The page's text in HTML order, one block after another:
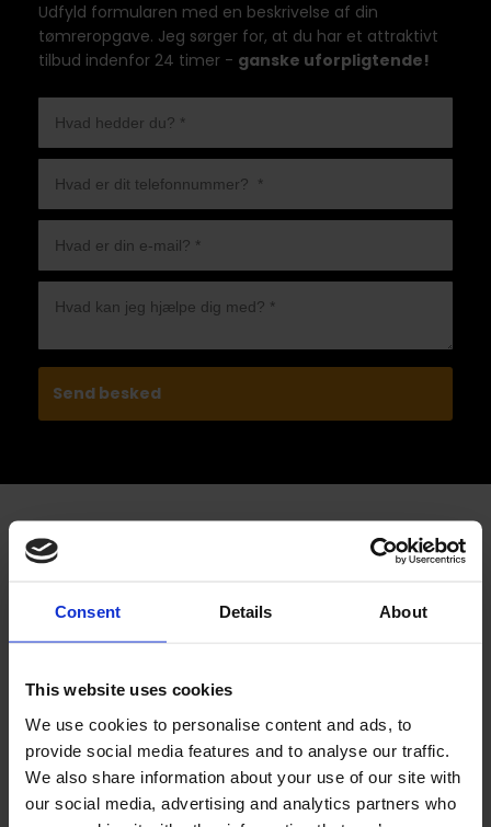
Consent Details About
This website uses cookies
We use cookies to personalise content and ads, to
provide social media features and to analyse our traffic.
We also share information about your use of our site with
our social media, advertising and analytics partners who
Udfyld formularen med en beskrivelse af din
tømreropgave. Jeg sørger for, at du har et attraktivt
tilbud indenfor 24 timer - ganske uforpligtende!
​En sauna skal passe til den måde, den bliver brugt på.
Derfor starter ethvert projekt med en grundig dialog om
Vi rådgiver blandt andet om:
Valg af materialer
Placering af saunaen